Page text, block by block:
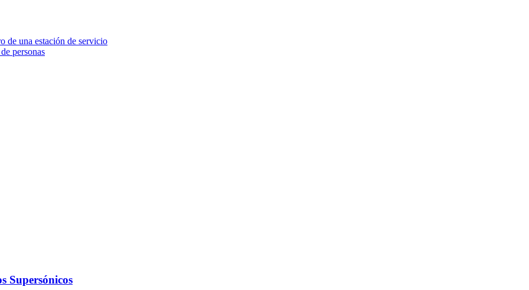
de una estación de servicio
personas
Supersónicos